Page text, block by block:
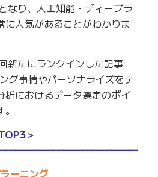
なり、人工知能・ディープラ
に人気があることがわかりま
新たにランクインした記事
グ事情やパーソナライズをテ
析におけるデータ選定のポイ
＞
ーニング